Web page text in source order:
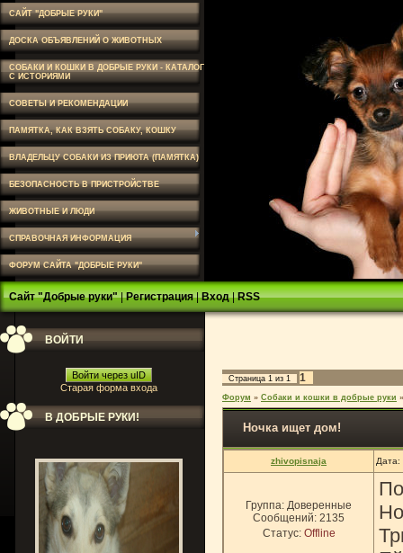
САЙТ "ДОБРЫЕ РУКИ"
ДОСКА ОБЪЯВЛЕНИЙ О ЖИВОТНЫХ
СОБАКИ И КОШКИ В ДОБРЫЕ РУКИ - КАТАЛОГ
С ИСТОРИЯМИ
СОВЕТЫ И РЕКОМЕНДАЦИИ
ПАМЯТКА, КАК ВЗЯТЬ СОБАКУ, КОШКУ
ВЛАДЕЛЬЦУ СОБАКИ ИЗ ПРИЮТА (ПАМЯТКА)
БЕЗОПАСНОСТЬ В ПРИСТРОЙСТВЕ
ЖИВОТНЫЕ И ЛЮДИ
СПРАВОЧНАЯ ИНФОРМАЦИЯ
ФОРУМ САЙТА "ДОБРЫЕ РУКИ"
Сайт "Добрые руки"|Регистрация|Вход|RSS
ВОЙТИ
Войти через uID
Старая форма входа
В ДОБРЫЕ РУКИ!
Страница 1 из 1 1
Форум » Собаки и кошки в добрые руки »
Ночка ищет дом!
zhivopisnaja
Группа: Доверенные
Сообщений: 2135
Статус: Offline